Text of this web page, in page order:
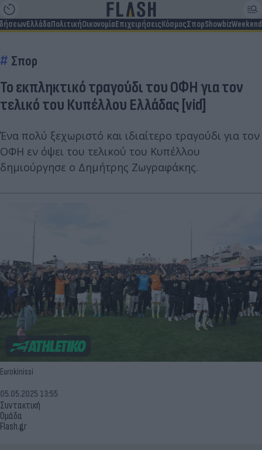
ΕλλάδαΠολιτικήΟικονομίαΕπιχειρήσειςΚόσμοςΣπορShowbizWeekend
Σπορ
Το εκπληκτικό τραγούδι του ΟΦΗ για τον
τελικό του Κυπέλλου Ελλάδας [vid]
Ένα πολύ ξεχωριστό και ιδιαίτερο τραγούδι για τον
ΟΦΗ εν όψει του τελικού του Κυπέλλου
δημιούργησε ο Δημήτρης Ζωγραφάκης.
Eurokinissi
Συντακτική
Ομάδα
Flash.gr
05.05.2025 13:55